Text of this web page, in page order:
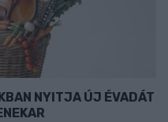
NYITJA ÚJ ÉVADÁT